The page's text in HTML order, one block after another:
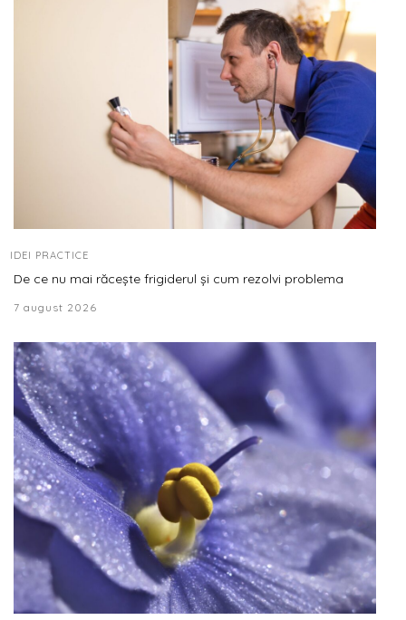
IDEI PRACTICE
De ce nu mai răcește frigiderul și cum rezolvi problema
7 august 2026